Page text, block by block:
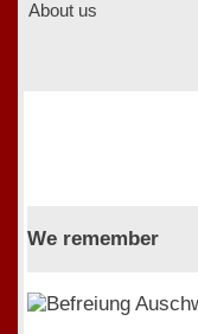
About us
We remember